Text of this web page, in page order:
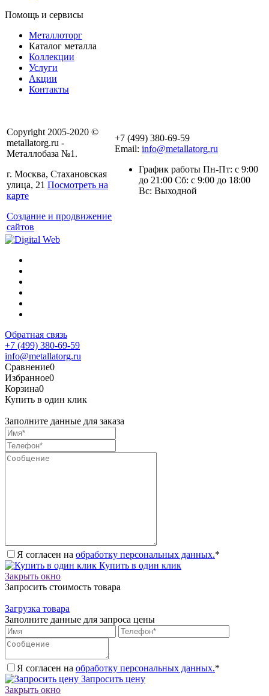
Помощь и сервисы
Металлоторг
Каталог металла
Коллекции
Услуги
Акции
Контакты
Copyright 2005-2020 ©
metallatorg.ru -
Металлобаза №1.
г. Москва, Стахановская
улица, 21 Посмотреть на
карте
Создание и продвижение
сайтов
+7 (499) 380-69-59
Email: info@metallatorg.ru
График работы Пн-Пт: с 9:00
до 21:00 Сб: с 9:00 до 18:00
Вс: Выходной
Обратная связь
+7 (499) 380-69-59
info@metallatorg.ru
Сравнение0
Избранное0
Корзина0
Купить в один клик
Заполните данные для заказа
Я согласен на обработку персональных данных.*
Купить в один клик
Закрыть окно
Запросить стоимость товара
Загрузка товара
Заполните данные для запроса цены
Я согласен на обработку персональных данных.*
Запросить цену
Закрыть окно